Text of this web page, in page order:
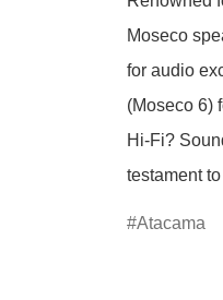
Moseco
for audio
(Moseco 6)
Hi-Fi?
testament
Atacama